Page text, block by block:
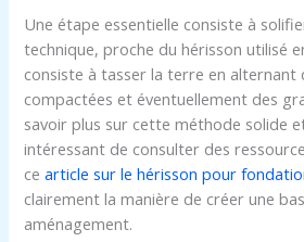
Une étape essentielle consiste à
technique, proche du hérisson utilisé
consiste à tasser la terre en alternant
compactées et éventuellement des
savoir plus sur cette méthode solide
intéressant de consulter des
cearticle sur le hérisson pour
clairement la manière de créer une
aménagement.